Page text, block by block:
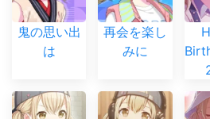
鬼の思い出
は
再会を楽し
みに